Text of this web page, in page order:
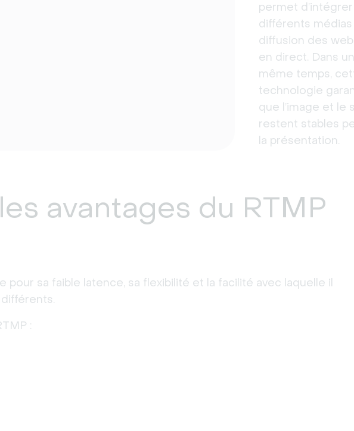
permet d’intégrer
différents médias
diffusion des
en direct. Dans un
même temps,
technologie
que l’image et le
restent stables
la présentation.
avantages du RTMP
sa faible latence, sa flexibilité et la facilité avec laquelle il
: